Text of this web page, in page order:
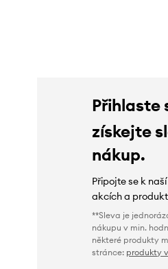
Přihlaste
získejte
nákup.
Připojte se k
akcích a
**Sleva je
nákupu v min.
některé produkty
stránce: produkty